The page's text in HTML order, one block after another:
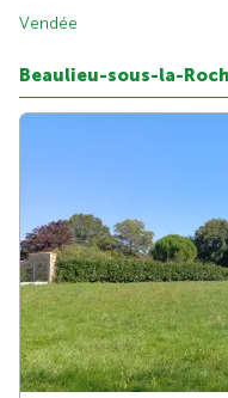
Vendée
Beaulieu-sous-la-